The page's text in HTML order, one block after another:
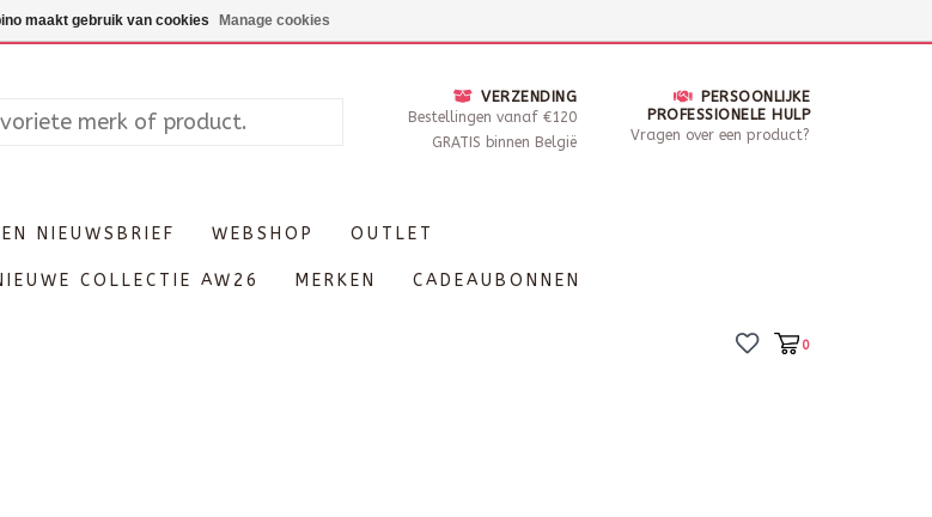
Maandag enkel op afspraak, Dinsdag - Zaterdag open van 10 - 17u30
VERZENDING
Bestellingen vanaf €120
GRATIS binnen België
PERSOONLIJKE
PROFESSIONELE HULP
Vragen over een product?
NIEUWSBRIEF WEBSHOP OUTLET
COLLECTIE AW26 MERKEN CADEAUBONNEN
0
maakt gebruik van cookies Manage cookies